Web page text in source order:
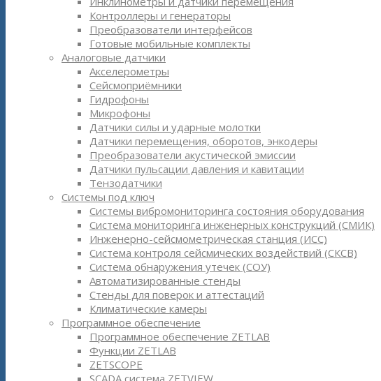
Контроллеры и генераторы
Преобразователи интерфейсов
Готовые мобильные комплекты
Аналоговые датчики
Акселерометры
Сейсмоприёмники
Гидрофоны
Микрофоны
Датчики силы и ударные молотки
Датчики перемещения, оборотов, энкодеры
Преобразователи акустической эмиссии
Датчики пульсации давления и кавитации
Тензодатчики
Системы под ключ
Системы вибромониторинга состояния оборудования
Система мониторинга инженерных конструкций (СМИК)
Инженерно-сейсмометрическая станция (ИСС)
Система контроля сейсмических воздействий (СКСВ)
Система обнаружения утечек (СОУ)
Автоматизированные стенды
Стенды для поверок и аттестаций
Климатические камеры
Программное обеспечение
Программное обеспечение ZETLAB
Функции ZETLAB
ZETSCOPE
SCADA система ZETVIEW